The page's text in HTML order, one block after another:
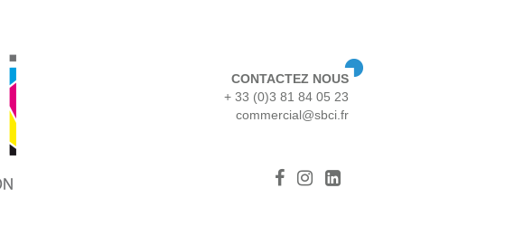
CONTACTEZ NOUS
+ 33 (0)3 81 84 05 23
commercial@sbci.fr